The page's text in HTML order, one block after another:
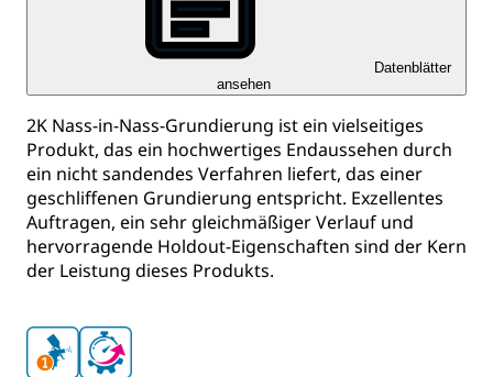
Datenblätter
ansehen
2K Nass-in-Nass-Grundierung ist ein vielseitiges
Produkt, das ein hochwertiges Endaussehen durch
ein nicht sandendes Verfahren liefert, das einer
geschliffenen Grundierung entspricht. Exzellentes
Auftragen, ein sehr gleichmäßiger Verlauf und
hervorragende Holdout-Eigenschaften sind der Kern
der Leistung dieses Produkts.